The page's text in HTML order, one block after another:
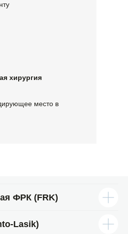
хирургия
место в
ФРК (FRK)
Lasik)